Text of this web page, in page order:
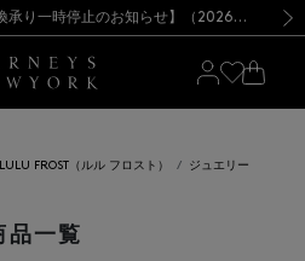
新規登録のお客様も対象！＜MY BARNEYS＞会員のお客様は11,000円（税込）以上のお買上げで常時送料無料！お買い物の際は会員登録を！
時停止のお知らせ】(2026.8.7) 【オンラインストア カスタマーセンター夏季休業に関するお知らせ】（2026.8.7）【夏季休業に伴う返品・交換承り一時停止のお知らせ】（2026.8.5）
響によるお荷物のお届けについて
SALEのご案内・ご注意事項 新規登録のお客様も対象！＜MY BARNEYS＞会員のお客様は11,000円（税込）以上のお買上げで常時送料無料！お買い物の際は会員登録を！
時停止のお知らせ】(2026.8.7)
LULU FROST（ルル フロスト） ジュエリー
品一覧